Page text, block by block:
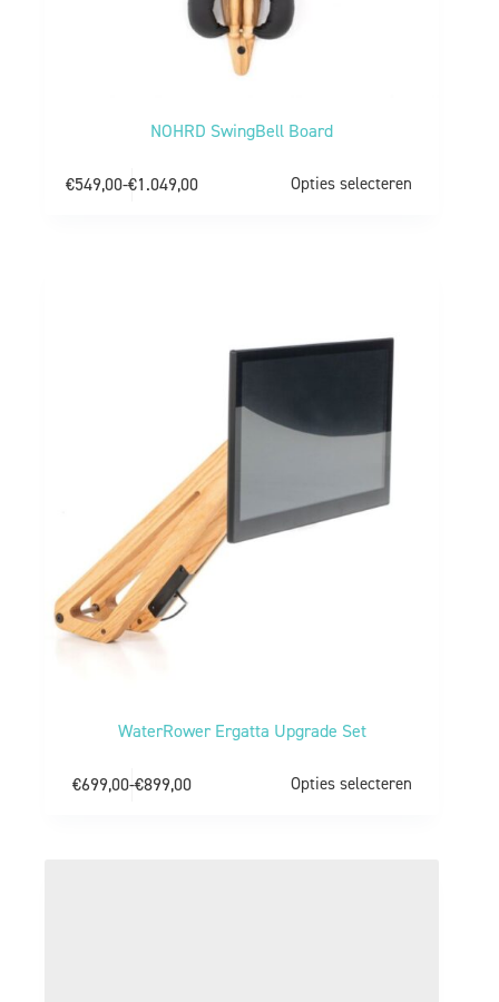
NOHRD SwingBell Board
€549,00-€1.049,00 Opties selecteren
WaterRower Ergatta Upgrade Set
€699,00-€899,00 Opties selecteren